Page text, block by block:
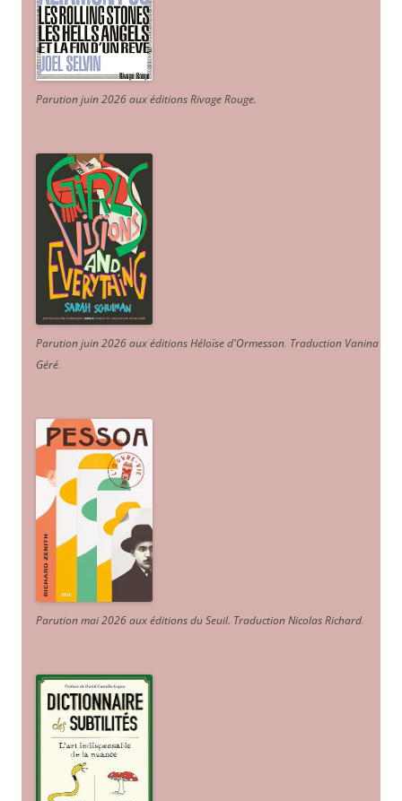
Parution juin 2026 aux éditions Rivage Rouge.
Parution juin 2026 aux éditions Héloïse d'Ormesson. Traduction Vanina
Géré.
Parution mai 2026 aux éditions du Seuil. Traduction Nicolas Richard.